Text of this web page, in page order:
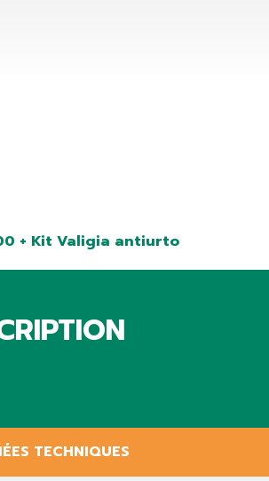
+ Kit Valigia antiurto
TECHNIQUES